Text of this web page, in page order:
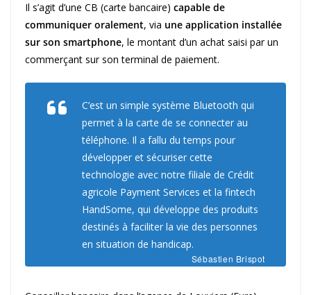
Il s’agit d’une CB (carte bancaire) capable de
communiquer oralement, via une application installée
sur son smartphone, le montant d’un achat saisi par un
commerçant sur son terminal de paiement.
C’est un simple système Bluetooth qui
permet à la carte de se connecter au
téléphone. Il a fallu du temps pour
développer et sécuriser cette
technologie avec notre filiale de Crédit
agricole Payment Services et la fintech
HandSome, qui développe des produits
destinés à faciliter la vie des personnes
en situation de handicap.
Sébastien Brispot